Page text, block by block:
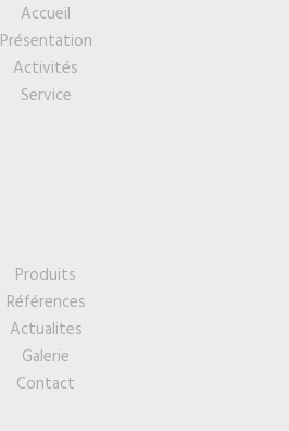
Accueil
Présentation
Activités
Service
Produits
Références
Actualites
Galerie
Contact